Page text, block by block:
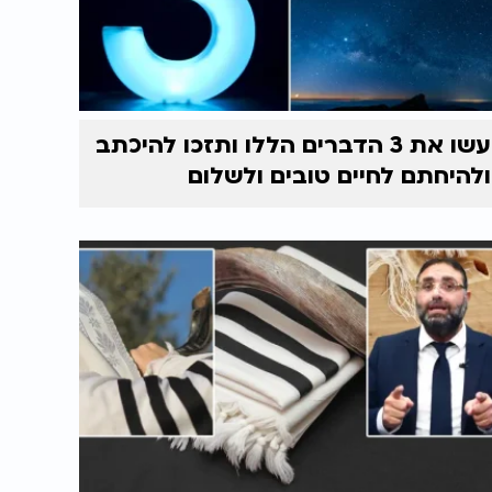
עשו את 3 הדברים הללו ותזכו להיכתב
ולהיחתם לחיים טובים ולשלום